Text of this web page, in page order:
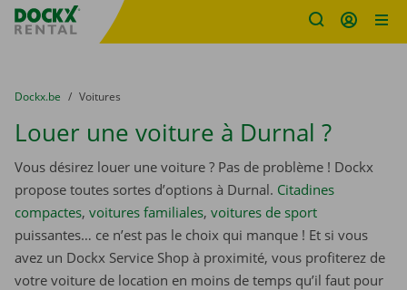
sitename
You are here:
du
Dockx.be to
Voitures
Louer une voiture à Durnal ?
Vous désirez louer une voiture ? Pas de problème ! Dockx
propose toutes sortes d’options à Durnal. Citadines
compactes, voitures familiales, voitures de sport
puissantes… ce n’est pas le choix qui manque ! Et si vous
avez un Dockx Service Shop à proximité, vous profiterez de
votre voiture de location en moins de temps qu’il faut pour